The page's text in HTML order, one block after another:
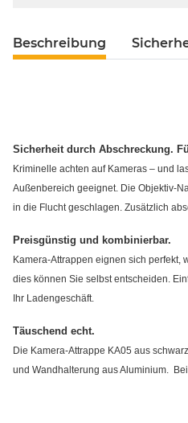
Beschreibung
Sicherheit durch Abschreckung.
Kriminelle achten auf Kameras – und
Außenbereich geeignet. Die Objektiv-
in die Flucht geschlagen. Zusätzlich
Preisgünstig und kombinierbar.
Kamera-Attrappen eignen sich perfekt,
dies können Sie selbst entscheiden.
Ihr Ladengeschäft.
Täuschend echt.
Die Kamera-Attrappe KA05 aus
und Wandhalterung aus Aluminium.